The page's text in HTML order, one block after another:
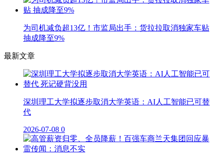
为司机减负超13亿！市监局出手：货拉拉取消独家车贴
抽成降至9%
最新文章
深圳理工大学拟逐步取消大学英语：AI人工智能已可替
代
2026-07-08 0